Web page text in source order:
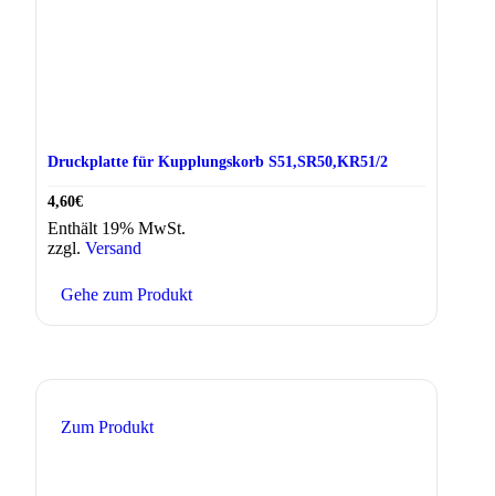
Druckplatte für Kupplungskorb S51,SR50,KR51/2
4,60€
Enthält 19% MwSt.
zzgl. Versand
Gehe zum Produkt
Zum Produkt